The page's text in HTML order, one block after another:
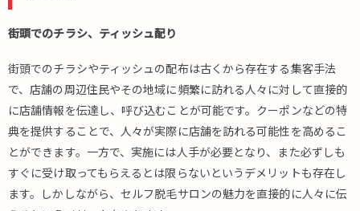
街頭でのチラシ、ティッシュ配り
街頭でのチラシやティッシュの配布は古くから存在する集客手法
で、店舗の周辺住民やその地域に頻繁に訪れる人々に対して直接的
に店舗情報を伝達し、呼び込むことが可能です。クーポンなどの特
典を提供することで、人々が実際に店舗を訪れる可能性を高めるこ
とができます。一方で、実施には人手が必要となり、また必ずしも
すぐに受け取ってもらえるとは限らないというデメリットも存在し
ます。しかしながら、セルフ脱毛サロンの魅力を直接的に人々に伝